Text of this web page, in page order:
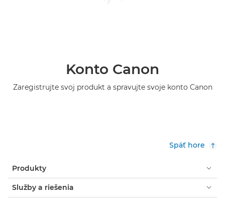
Konto Canon
Zaregistrujte svoj produkt a spravujte svoje konto Canon
Späť hore
Produkty
Služby a riešenia